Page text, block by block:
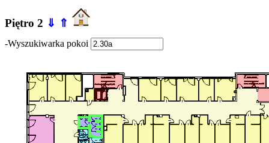
Piętro 2 ⇓ ⇑
-Wyszukiwarka pokoi